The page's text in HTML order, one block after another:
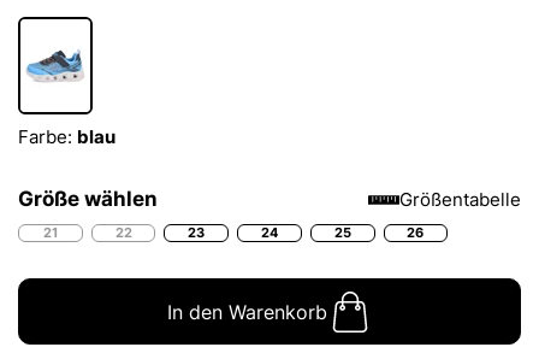
Farbe: blau
Größe wählen Größentabelle
21 22 23 24 25 26
In den Warenkorb